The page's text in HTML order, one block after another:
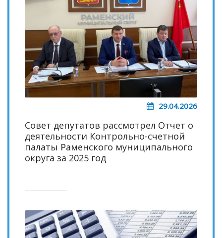
29.04.2026
Совет депутатов рассмотрел Отчет о
деятельности Контрольно-счетной
палаты Раменского муниципального
округа за 2025 год